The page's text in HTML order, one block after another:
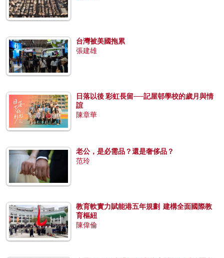
台灣被美國拖累
張建雄
日落以後 彩虹長留──記屋邨學校的歲月與情
誼
陳章華
老公，是必需品？還是奢侈品？
范玲
教育軟實力賦能港五年規劃 建構全面國際教
育樞紐
陳偉倫